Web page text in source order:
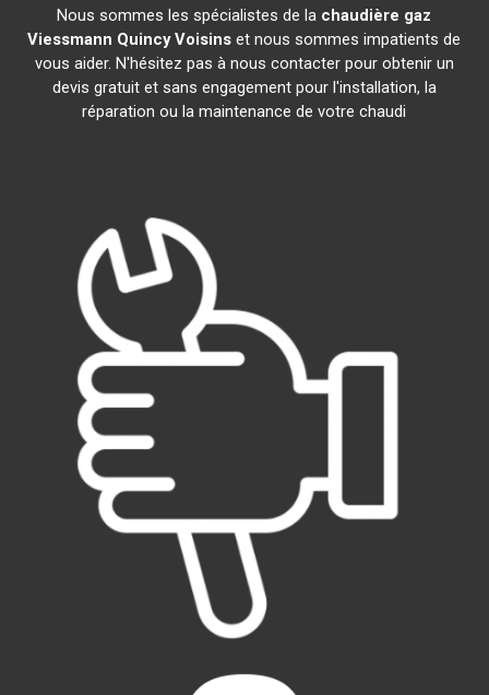
Nous sommes les spécialistes de la chaudière gaz
Viessmann Quincy Voisins et nous sommes impatients de
vous aider. N'hésitez pas à nous contacter pour obtenir un
devis gratuit et sans engagement pour l'installation, la
réparation ou la maintenance de votre chaudi